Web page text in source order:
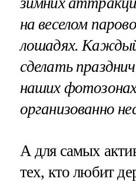
на веселом
лошадях.
сделать
наших
организованно
А для самых
тех, кто любит